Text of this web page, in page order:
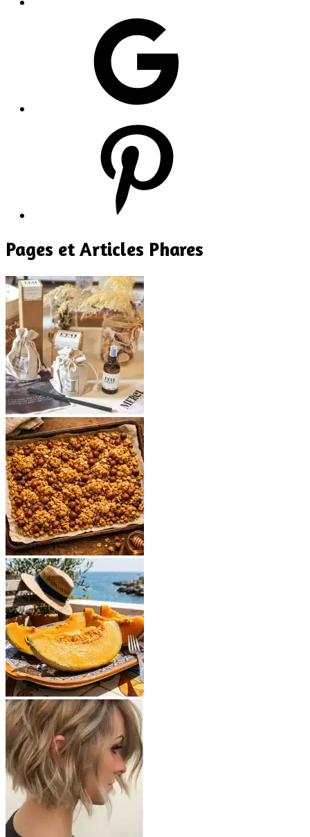
Pages et Articles Phares